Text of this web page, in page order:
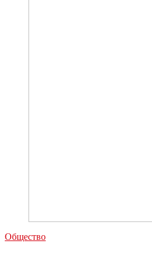
Общество